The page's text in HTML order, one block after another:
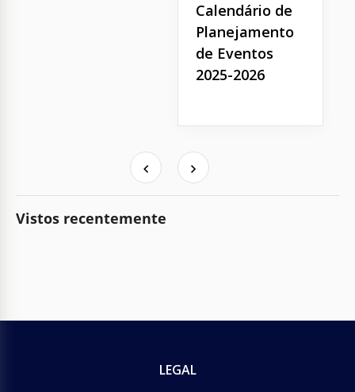
Calendário de
Planejamento
de Eventos
2025-2026
Vistos recentemente
LEGAL